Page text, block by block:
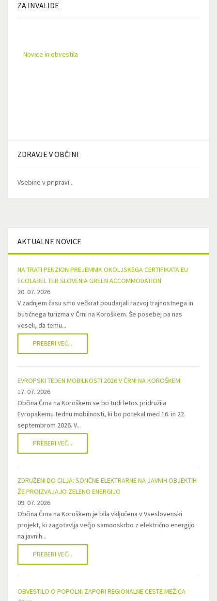
ZA INVALIDE
Novice in obvestila
ZDRAVJE V OBČINI
Vsebine v pripravi...
AKTUALNE NOVICE
NA TRATI PENZION PREJEMNIK OKOLJSKEGA CERTIFIKATA EU
ECOLABEL TER SLOVENIA GREEN ACCOMMODATION
20. 07. 2026
V zadnjem času smo večkrat poudarjali razvoj trajnostnega in
butičnega turizma v Črni na Koroškem. Še posebej pa nas
veseli, da temu...
PREBERI VEČ...
EVROPSKI TEDEN MOBILNOSTI 2026 V ČRNI NA KOROŠKEM
17. 07. 2026
Občina Črna na Koroškem se bo tudi letos pridružila
Evropskemu tednu mobilnosti, ki bo potekal med 16. in 22.
septembrom 2026. V...
PREBERI VEČ...
ZDRUŽENI DO CILJA: SONČNE ELEKTRARNE NA JAVNIH OBJEKTIH
ŽE PROIZVAJAJO ZELENO ENERGIJO
09. 07. 2026
Občina Črna na Koroškem je bila vključena v Vseslovenski
projekt, ki zagotavlja večjo samooskrbo z električno energijo
na javnih...
PREBERI VEČ...
OBVESTILO O POPOLNI ZAPORI REGIONALNE CESTE MEŽICA -